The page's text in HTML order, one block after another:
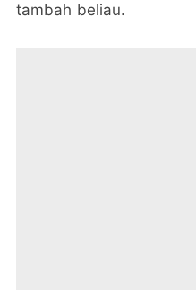
tambah beliau.